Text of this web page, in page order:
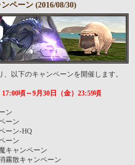
ペーン (2016/08/30)
、以下のキャンペーンを開催します。
頃～9月30日（金）23:59頃
ン
ーン
ーン-HQ
ーン
キャンペーン
霧散キャンペーン